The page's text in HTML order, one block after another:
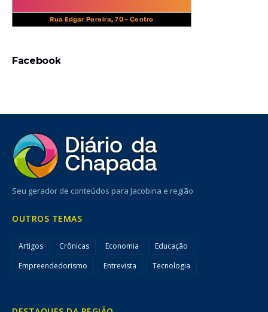
Facebook
Seu gerador de conteúdos para Jacobina e região
OUTROS TEMAS
Artigos Crônicas Economia
Educação
Empreendedorismo
Entrevista Tecnologia